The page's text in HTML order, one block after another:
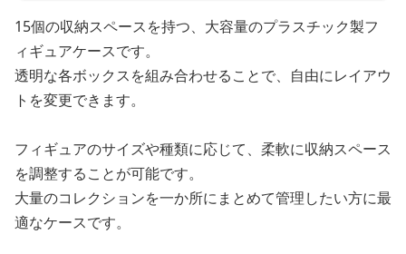
15個の収納スペースを持つ、大容量のプラスチック製フ
ィギュアケースです。
透明な各ボックスを組み合わせることで、自由にレイアウ
トを変更できます。
フィギュアのサイズや種類に応じて、柔軟に収納スペース
を調整することが可能です。
大量のコレクションを一か所にまとめて管理したい方に最
適なケースです。